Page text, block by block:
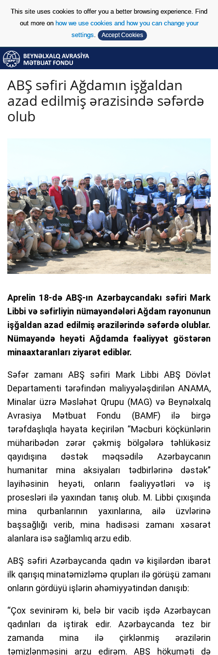
This site uses cookies to offer you a better browsing experience. Find
out more on how we use cookies and how you can change your
settings. Accept Cookies
Skip to Content
Skip to Content
ABŞ səfiri Ağdamın işğaldan
azad edilmiş ərazisində səfərdə
olub
Aprelin 18-də ABŞ-ın Azərbaycandakı səfiri Mark
Libbi və səfirliyin nümayəndələri Ağdam rayonunun
işğaldan azad edilmiş ərazilərində səfərdə olublar.
Nümayəndə heyəti Ağdamda fəaliyyət göstərən
minaaxtaranları ziyarət ediblər.
Səfər zamanı ABŞ səfiri Mark Libbi ABŞ Dövlət
Departamenti tərəfindən maliyyələşdirilən ANAMA,
Minalar üzrə Məsləhət Qrupu (MAG) və Beynəlxalq
Avrasiya Mətbuat Fondu (BAMF) ilə birgə
tərəfdaşlıqla həyata keçirilən “Məcburi köçkünlərin
müharibədən zərər çəkmiş bölgələrə təhlükəsiz
qayıdışına dəstək məqsədilə Azərbaycanın
humanitar mina aksiyaları tədbirlərinə dəstək”
layihəsinin heyəti, onların fəaliyyətləri və iş
prosesləri ilə yaxından tanış olub. M. Libbi çıxışında
mina qurbanlarının yaxınlarına, ailə üzvlərinə
başsağlığı verib, mina hadisəsi zamanı xəsarət
alanlara isə sağlamlıq arzu edib.
ABŞ səfiri Azərbaycanda qadın və kişilərdən ibarət
ilk qarışıq minatəmizləmə qrupları ilə görüşü zamanı
onların gördüyü işlərin əhəmiyyətindən danışıb:
“Çox sevinirəm ki, belə bir vacib işdə Azərbaycan
qadınları da iştirak edir. Azərbaycanda tez bir
zamanda mina ilə çirklənmiş ərazilərin
təmizlənməsini arzu edirəm. ABŞ hökuməti də